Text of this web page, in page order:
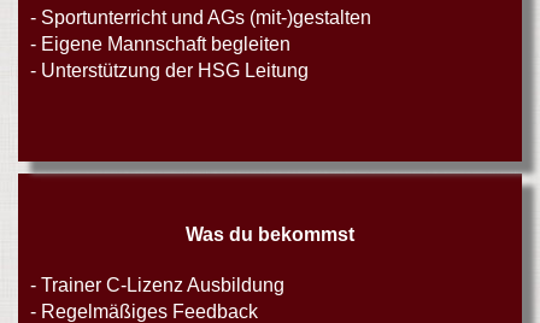
- Sportunterricht und AGs (mit-)gestalten
- Eigene Mannschaft begleiten
- Unterstützung der HSG Leitung
Was du bekommst
- Trainer C-Lizenz Ausbildung
- Regelmäßiges Feedback